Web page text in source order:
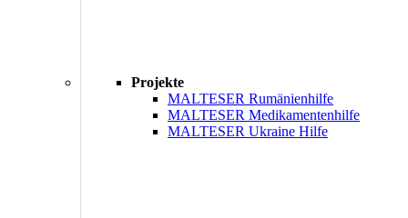
Projekte
MALTESER Rumänienhilfe
MALTESER Medikamentenhilfe
MALTESER Ukraine Hilfe